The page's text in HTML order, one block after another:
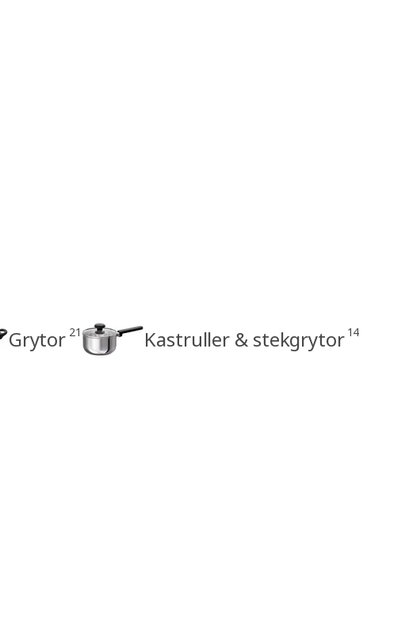
Grytor 21 Kastruller & stekgrytor 14